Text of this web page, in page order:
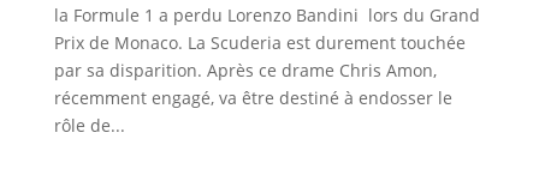
la Formule 1 a perdu Lorenzo Bandini lors du Grand
Prix de Monaco. La Scuderia est durement touchée
par sa disparition. Après ce drame Chris Amon,
récemment engagé, va être destiné à endosser le
rôle de...